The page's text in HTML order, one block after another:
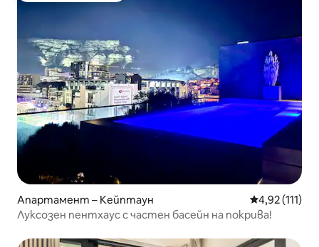
Апартамент – Кейптаун Средна
4,92 (111)
Луксозен пентхаус с частен басейн на покрива!